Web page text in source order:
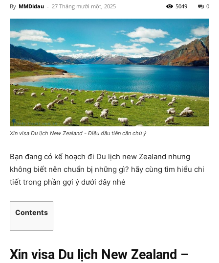
By MMDidau - 27 Tháng mười một, 2025 0
5049
Xin visa Du lịch New Zealand - Điều đầu tiên cần chú ý
Bạn đang có kế hoạch đi Du lịch new Zealand nhưng
không biết nên chuẩn bị những gì? hãy cùng tìm hiểu chi
tiết trong phần gợi ý dưới đây nhé
Contents
Xin visa Du lịch New Zealand –